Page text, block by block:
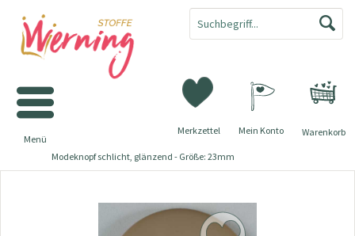
Warenkorb
Merkzettel Mein Konto
Menü
Modeknopf schlicht, glänzend - Größe: 23mm